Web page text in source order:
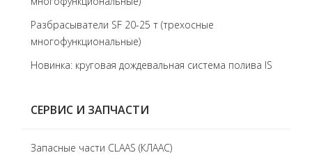
Разбрасыватели SF 20-25 т (трехосные
многофункциональные)
Новинка: круговая дождевальная система полива IS
СЕРВИС И ЗАПЧАСТИ
Запасные части CLAAS (КЛААС)